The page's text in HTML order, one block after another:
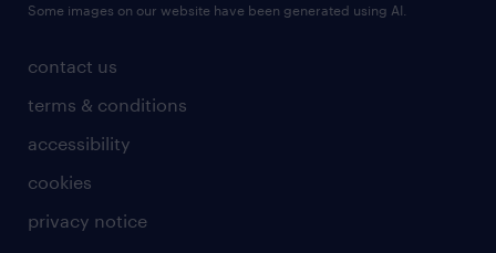
contact us
terms & conditions
accessibility
cookies
privacy notice
Some images on our website have been generated using AI.